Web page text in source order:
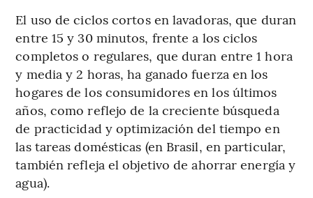
El uso de ciclos cortos en lavadoras, que duran
entre 15 y 30 minutos, frente a los ciclos
completos o regulares, que duran entre 1 hora
y media y 2 horas, ha ganado fuerza en los
hogares de los consumidores en los últimos
años, como reflejo de la creciente búsqueda
de practicidad y optimización del tiempo en
las tareas domésticas (en Brasil, en particular,
también refleja el objetivo de ahorrar energía y
agua).